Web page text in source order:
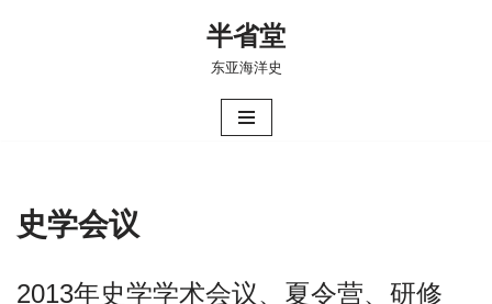
半省堂
东亚海洋史
史学会议
2013年史学学术会议、夏令营、研修